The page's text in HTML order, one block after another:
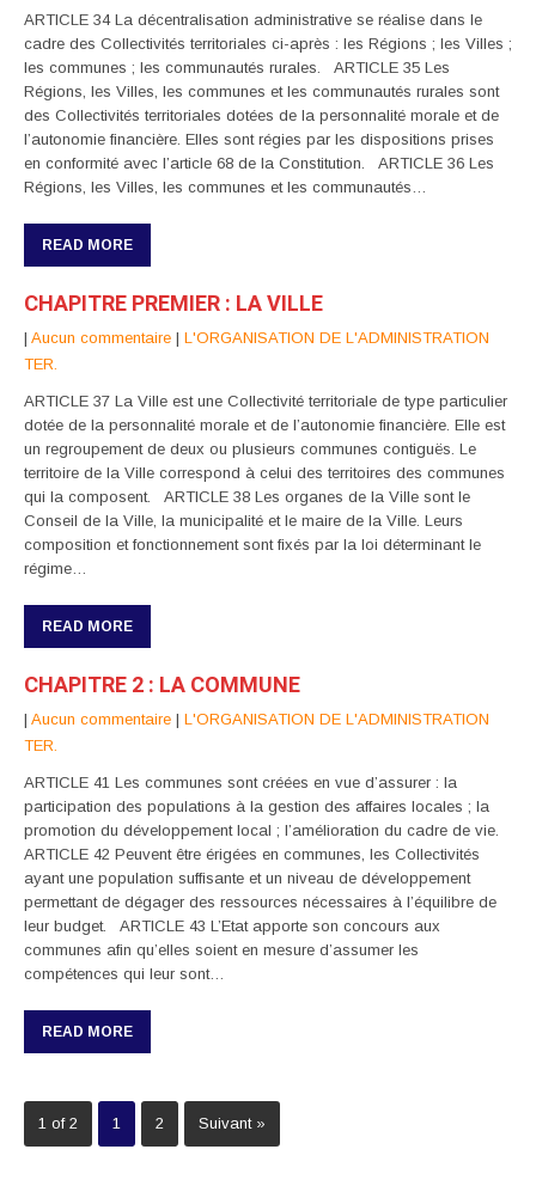
ARTICLE 34 La décentralisation administrative se réalise dans le
cadre des Collectivités territoriales ci-après : les Régions ; les Villes ;
les communes ; les communautés rurales. ARTICLE 35 Les
Régions, les Villes, les communes et les communautés rurales sont
des Collectivités territoriales dotées de la personnalité morale et de
l’autonomie financière. Elles sont régies par les dispositions prises
en conformité avec l’article 68 de la Constitution. ARTICLE 36 Les
Régions, les Villes, les communes et les communautés…
READ MORE
CHAPITRE PREMIER : LA VILLE
| Aucun commentaire | L'ORGANISATION DE L'ADMINISTRATION
TER.
ARTICLE 37 La Ville est une Collectivité territoriale de type particulier
dotée de la personnalité morale et de l’autonomie financière. Elle est
un regroupement de deux ou plusieurs communes contiguës. Le
territoire de la Ville correspond à celui des territoires des communes
qui la composent. ARTICLE 38 Les organes de la Ville sont le
Conseil de la Ville, la municipalité et le maire de la Ville. Leurs
composition et fonctionnement sont fixés par la loi déterminant le
régime…
READ MORE
CHAPITRE 2 : LA COMMUNE
| Aucun commentaire | L'ORGANISATION DE L'ADMINISTRATION
TER.
ARTICLE 41 Les communes sont créées en vue d’assurer : la
participation des populations à la gestion des affaires locales ; la
promotion du développement local ; l’amélioration du cadre de vie.
ARTICLE 42 Peuvent être érigées en communes, les Collectivités
ayant une population suffisante et un niveau de développement
permettant de dégager des ressources nécessaires à l’équilibre de
leur budget. ARTICLE 43 L’Etat apporte son concours aux
communes afin qu’elles soient en mesure d’assumer les
compétences qui leur sont…
READ MORE
1 of 2 1 2 Suivant »